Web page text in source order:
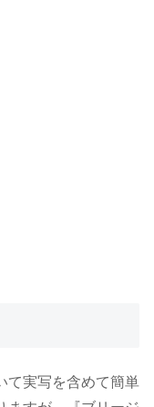
て実写を含めて簡単